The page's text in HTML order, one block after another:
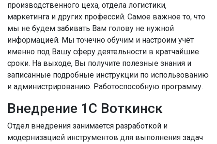
производственного цеха, отдела логистики,
маркетинга и других профессий. Самое важное то, что
мы не будем забивать Вам голову не нужной
информацией. Мы точечно обучим и настроим учёт
именно под Вашу сферу деятельности в кратчайшие
сроки. На выходе, Вы получите полезные знания и
записанные подробные инструкции по использованию
и администрированию. Работоспособную программу.
Внедрение 1С Воткинск
Отдел внедрения занимается разработкой и
модернизацией инструментов для выполнения задач